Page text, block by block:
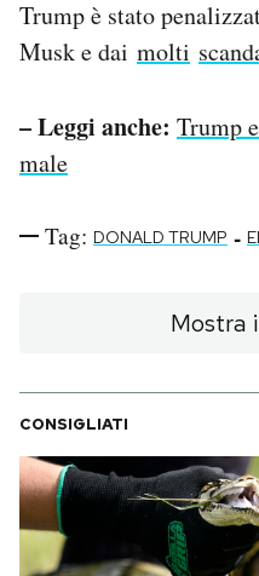
Trump è stato
Musk e dai molti
– Leggi anche: Trump
male
Tag: DONALD TRUMP -
Mostra
CONSIGLIATI